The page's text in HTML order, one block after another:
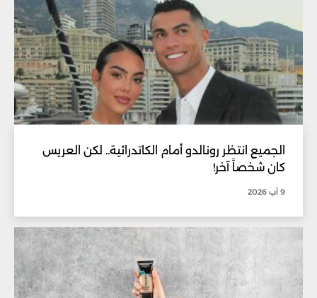
الجميع انتظر رونالدو أمام الكاتدرائية.. لكن العريس
كان شخصاً آخر!
9 آب 2026